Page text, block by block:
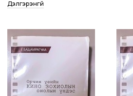
Дэлгэрэнгүй